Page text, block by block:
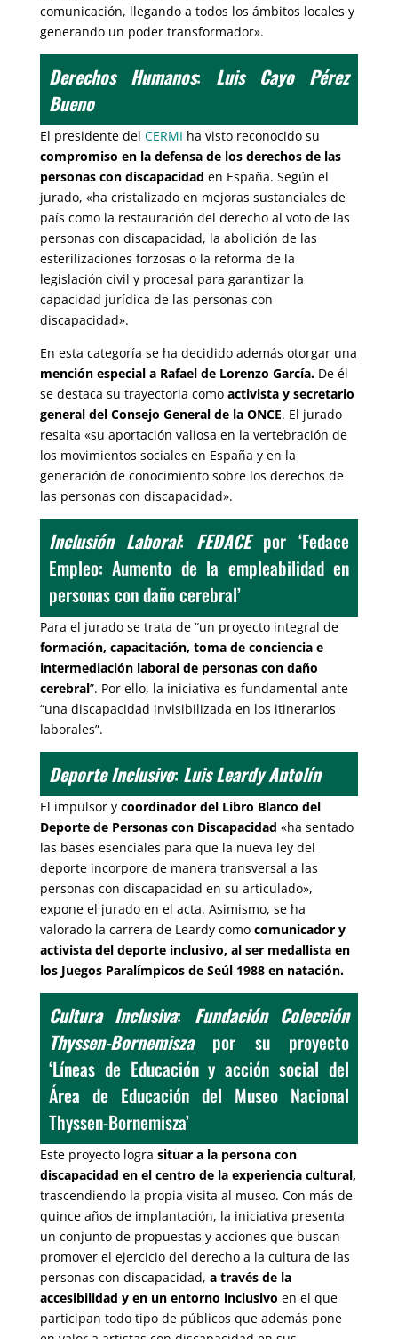
comunicación, llegando a todos los ámbitos locales y
generando un poder transformador».
Derechos Humanos: Luis Cayo Pérez
Bueno
El presidente del CERMI ha visto reconocido su
compromiso en la defensa de los derechos de las
personas con discapacidad en España. Según el
jurado, «ha cristalizado en mejoras sustanciales de
país como la restauración del derecho al voto de las
personas con discapacidad, la abolición de las
esterilizaciones forzosas o la reforma de la
legislación civil y procesal para garantizar la
capacidad jurídica de las personas con
discapacidad».
En esta categoría se ha decidido además otorgar una
mención especial a Rafael de Lorenzo García. De él
se destaca su trayectoria como activista y secretario
general del Consejo General de la ONCE. El jurado
resalta «su aportación valiosa en la vertebración de
los movimientos sociales en España y en la
generación de conocimiento sobre los derechos de
las personas con discapacidad».
Inclusión Laboral: FEDACEpor ‘Fedace
Empleo: Aumento de la empleabilidad en
personas con daño cerebral’
Para el jurado se trata de “un proyecto integral de
formación, capacitación, toma de conciencia e
intermediación laboral de personas con daño
cerebral”. Por ello, la iniciativa es fundamental ante
“una discapacidad invisibilizada en los itinerarios
laborales”.
Deporte Inclusivo: Luis Leardy Antolín
El impulsor y coordinador del Libro Blanco del
Deporte de Personas con Discapacidad «ha sentado
las bases esenciales para que la nueva ley del
deporte incorpore de manera transversal a las
personas con discapacidad en su articulado»,
expone el jurado en el acta. Asimismo, se ha
valorado la carrera de Leardy como comunicador y
activista del deporte inclusivo, al ser medallista en
los Juegos Paralímpicos de Seúl 1988 en natación.
Cultura Inclusiva: Fundación Colección
Thyssen-Bornemiszapor su proyecto
‘Líneas de Educación y acción social del
Área de Educación del Museo Nacional
Thyssen-Bornemisza’
Este proyecto logra situar a la persona con
discapacidad en el centro de la experiencia cultural,
trascendiendo la propia visita al museo. Con más de
quince años de implantación, la iniciativa presenta
un conjunto de propuestas y acciones que buscan
promover el ejercicio del derecho a la cultura de las
personas con discapacidad, a través de la
accesibilidad y en un entorno inclusivo en el que
participan todo tipo de públicos que además pone